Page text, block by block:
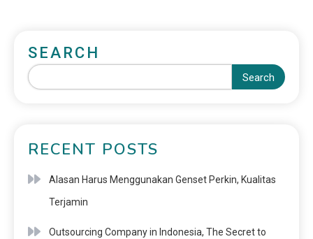
SEARCH
Search
RECENT POSTS
Alasan Harus Menggunakan Genset Perkin, Kualitas
Terjamin
Outsourcing Company in Indonesia, The Secret to